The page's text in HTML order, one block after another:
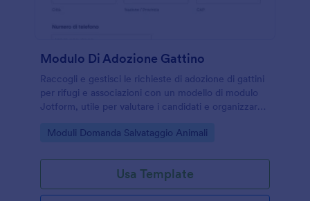
Modulo Di Adozione Gattino
Raccogli e gestisci le richieste di adozione di gattini
per rifugi e associazioni con un modello di modulo
Jotform, utile per valutare i candidati e organizzare
Go to Category:
Moduli Domanda Salvataggio Animali
Usa Template